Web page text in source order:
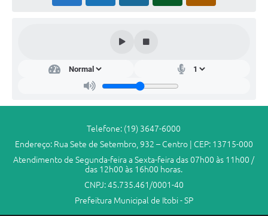
Telefone: (19) 3647-6000
Endereço: Rua Sete de Setembro, 932 – Centro | CEP: 13715-000
Atendimento de Segunda-feira a Sexta-feira das 07h00 às 11h00 /
das 12h00 às 16h00 horas.
CNPJ: 45.735.461/0001-40
Prefeitura Municipal de Itobi - SP